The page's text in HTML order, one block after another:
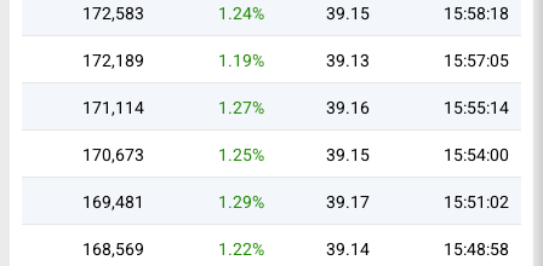
15:58:18
39.15
1.24%
172,583
15:57:05
39.13
1.19%
172,189
15:55:14
39.16
1.27%
171,114
15:54:00
39.15
1.25%
170,673
15:51:02
39.17
1.29%
169,481
15:48:58
39.14
1.22%
168,569